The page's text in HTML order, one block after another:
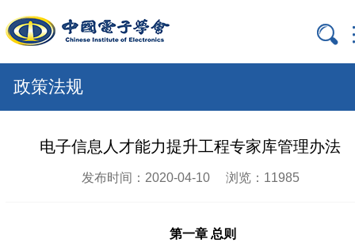

政策法规
电子信息人才能力提升工程专家库管理办法
发布时间：2020-04-10 浏览：11985
第一章 总则